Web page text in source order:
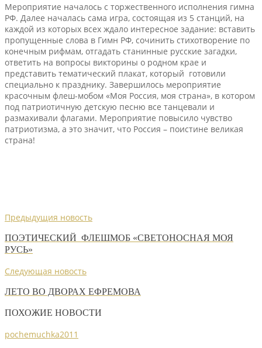
Мероприятие началось с торжественного исполнения гимна
РФ. Далее началась сама игра, состоящая из 5 станций, на
каждой из которых всех ждало интересное задание: вставить
пропущенные слова в Гимн РФ, сочинить стихотворение по
конечным рифмам, отгадать станинные русские загадки,
ответить на вопросы викторины о родном крае и
представить тематический плакат, который готовили
специально к празднику. Завершилось мероприятие
красочным флеш-мобом «Моя Россия, моя страна», в котором
под патриотичную детскую песню все танцевали и
размахивали флагами. Мероприятие повысило чувство
патриотизма, а это значит, что Россия – поистине великая
страна!
Предыдущия новость
ПОЭТИЧЕСКИЙ ФЛЕШМОБ «СВЕТОНОСНАЯ МОЯ
РУСЬ»
Следующая новость
ЛЕТО ВО ДВОРАХ ЕФРЕМОВА
ПОХОЖИЕ НОВОСТИ
pochemuchka2011